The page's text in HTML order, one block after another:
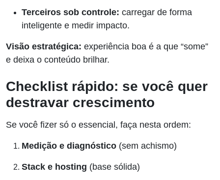
Terceiros sob controle: carregar de forma
inteligente e medir impacto.
Visão estratégica: experiência boa é a que “some”
e deixa o conteúdo brilhar.
Checklist rápido: se você quer
destravar crescimento
Se você fizer só o essencial, faça nesta ordem:
Medição e diagnóstico (sem achismo)
Stack e hosting (base sólida)